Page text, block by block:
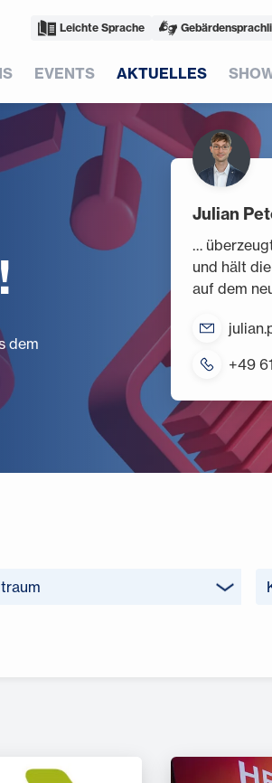
Leichte Sprache
EVENTS AKTUELLES
dem
Julian
…
und hält
auf dem
+49